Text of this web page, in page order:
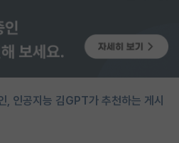
, 인공지능 김GPT가 추천하는 게시